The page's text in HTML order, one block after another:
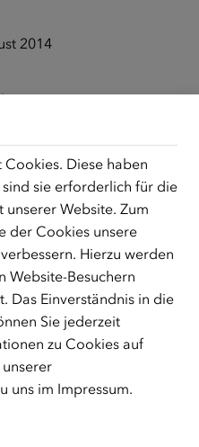
2014
Diese haben
sie erforderlich für die
Website. Zum
der Cookies unsere
Hierzu werden
Website-Besuchern
Das Einverständnis in die
Sie jederzeit
zu Cookies auf
uns im Impressum.